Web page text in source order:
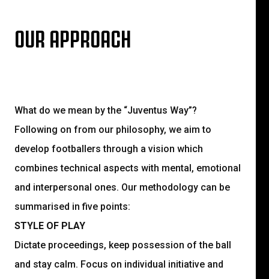
OUR APPROACH
What do we mean by the “Juventus Way”?
Following on from our philosophy, we aim to
develop footballers through a vision which
combines technical aspects with mental, emotional
and interpersonal ones. Our methodology can be
summarised in five points:
STYLE OF PLAY
Dictate proceedings, keep possession of the ball
and stay calm. Focus on individual initiative and